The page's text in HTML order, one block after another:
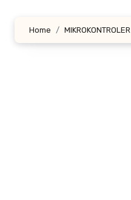
Home MIKROKONTROLER